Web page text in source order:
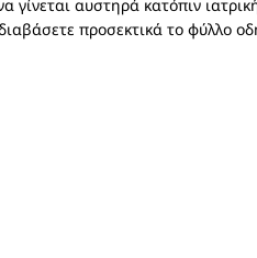
αυστηρά κατόπιν
προσεκτικά το φύλλο